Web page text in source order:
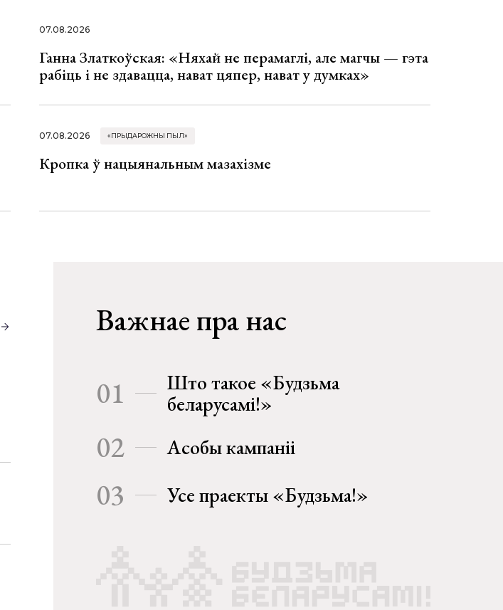
07.08.2026
Ганна Златкоўская: «Няхай не перамаглі, але магчы — гэта
рабіць і не здавацца, нават цяпер, нават у думках»
07.08.2026 «ПРЫДАРОЖНЫ ПЫЛ»
Кропка ў нацыянальным мазахізме
Важнае пра нас
01
Што такое «Будзьма
беларусамі!»
02 Асобы кампаніі
03 Усе праекты «Будзьма!»